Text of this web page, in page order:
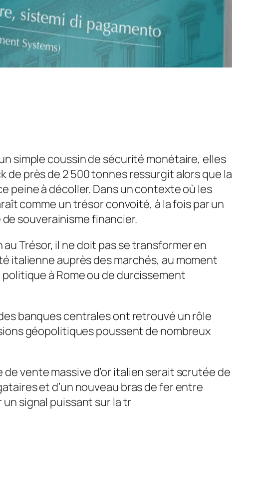
simple coussin de sécurité monétaire, elles
de près de 2 500 tonnes ressurgit alors que la
peine à décoller. Dans un contexte où les
comme un trésor convoité, à la fois par un
souverainisme financier.
Trésor, il ne doit pas se transformer en
italienne auprès des marchés, au moment
à Rome ou de durcissement
banques centrales ont retrouvé un rôle
géopolitiques poussent de nombreux
vente massive d’or italien serait scrutée de
et d’un nouveau bras de fer entre
signal puissant sur la tr